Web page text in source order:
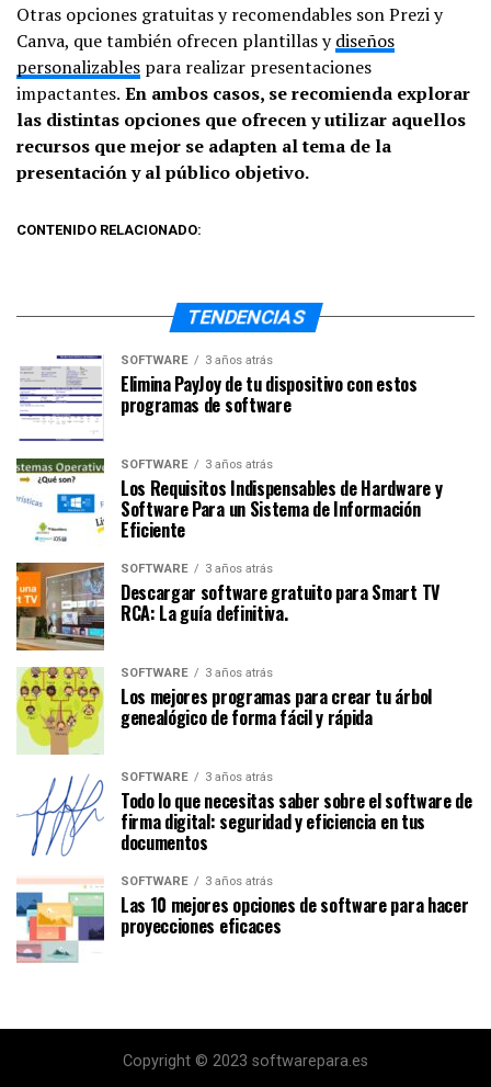
Otras opciones gratuitas y recomendables son Prezi y
Canva, que también ofrecen plantillas ydiseños
personalizables para realizar presentaciones
impactantes. En ambos casos, se recomienda explorar
las distintas opciones que ofrecen y utilizar aquellos
recursos que mejor se adapten al tema de la
presentación y al público objetivo.
CONTENIDO RELACIONADO:
TENDENCIAS
SOFTWARE 3 años atrás
Elimina PayJoy de tu dispositivo con estos
programas de software
SOFTWARE 3 años atrás
Los Requisitos Indispensables de Hardware y
Software Para un Sistema de Información
Eficiente
SOFTWARE 3 años atrás
Descargar software gratuito para Smart TV
RCA: La guía definitiva.
SOFTWARE 3 años atrás
Los mejores programas para crear tu árbol
genealógico de forma fácil y rápida
SOFTWARE 3 años atrás
Todo lo que necesitas saber sobre el software de
firma digital: seguridad y eficiencia en tus
documentos
SOFTWARE 3 años atrás
Las 10 mejores opciones de software para hacer
proyecciones eficaces
Copyright © 2023 softwarepara.es